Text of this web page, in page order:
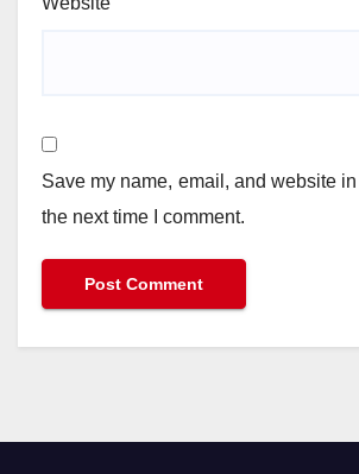
Save my name, email, and website
the next time I comment.